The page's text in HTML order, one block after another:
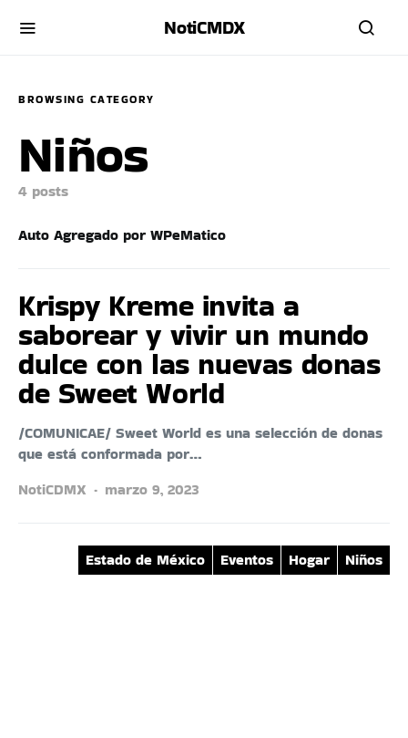
NotiCMDX
BROWSING CATEGORY
Niños
4 posts
Auto Agregado por WPeMatico
Krispy Kreme invita a
saborear y vivir un mundo
dulce con las nuevas donas
de Sweet World
/COMUNICAE/ Sweet World es una selección de donas
que está conformada por…
NotiCDMX
marzo 9, 2023
Estado de México Eventos Hogar Niños